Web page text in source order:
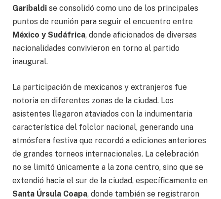
Garibaldi se consolidó como uno de los principales
puntos de reunión para seguir el encuentro entre
México y Sudáfrica, donde aficionados de diversas
nacionalidades convivieron en torno al partido
inaugural.
La participación de mexicanos y extranjeros fue
notoria en diferentes zonas de la ciudad. Los
asistentes llegaron ataviados con la indumentaria
característica del folclor nacional, generando una
atmósfera festiva que recordó a ediciones anteriores
de grandes torneos internacionales. La celebración
no se limitó únicamente a la zona centro, sino que se
extendió hacia el sur de la ciudad, específicamente en
Santa Úrsula Coapa, donde también se registraron